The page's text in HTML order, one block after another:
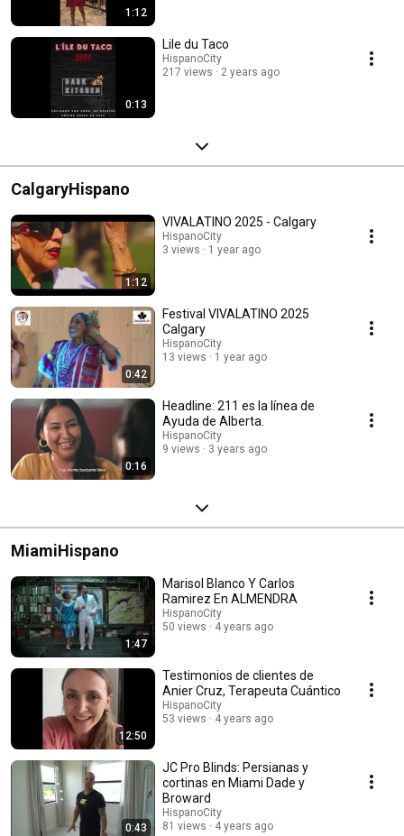
1:12
0:13
Lile du Taco
HispanoCity
217 views
2 years ago
CalgaryHispano
1:12
VIVALATINO 2025 - Calgary
HispanoCity
3 views
1 year ago
0:42
Festival VIVALATINO 2025
Calgary
HispanoCity
13 views
1 year ago
0:16
Headline: 211 es la línea de
Ayuda de Alberta.
HispanoCity
9 views
3 years ago
MiamiHispano
1:47
Marisol Blanco Y Carlos
Ramirez En ALMENDRA
HispanoCity
50 views
4 years ago
12:50
Testimonios de clientes de
Anier Cruz, Terapeuta Cuántico
HispanoCity
53 views
4 years ago
0:43
JC Pro Blinds: Persianas y
cortinas en Miami Dade y
Broward
HispanoCity
81 views
4 years ago